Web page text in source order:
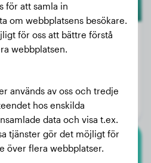
2 år, 7 månader
för att samla in
om webbplatsens besökare.
för oss att bättre förstå
webbplatsen.
används av oss och tredje
hos enskilda
data och visa t.ex.
tjänster gör det möjligt för
över flera webbplatser.